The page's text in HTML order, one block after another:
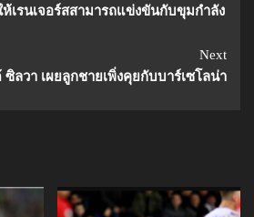
เรนเจอร์สสามารถแข่งขันกับขุมกําลัง
Next
ลวา เผยลูกชายเพิ่งคุยกับบาร์เซโลน่า